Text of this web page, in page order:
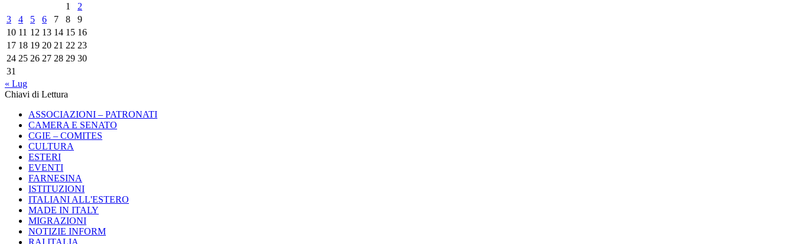
1
2
3
4 5 6 7 8
9
10 11 12 13 14 15 16
17 18 19 20 21 22 23
24 25 26 27 28 29 30
31
« Lug
Chiavi di Lettura
ASSOCIAZIONI – PATRONATI
CAMERA E SENATO
CGIE – COMITES
CULTURA
ESTERI
EVENTI
FARNESINA
ISTITUZIONI
ITALIANI ALL'ESTERO
MADE IN ITALY
MIGRAZIONI
NOTIZIE INFORM
RAI ITALIA